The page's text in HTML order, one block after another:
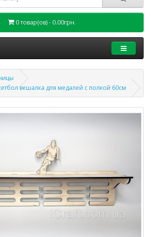
0 товар(ов) - 0.00грн.
вешалка для медалей с полкой 60см